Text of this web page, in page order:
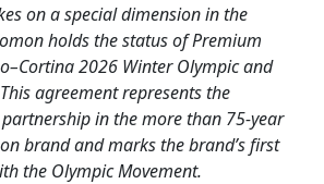
on a special dimension in the
holds the status of Premium
2026 Winter Olympic and
agreement represents the
in the more than 75-year
brand and marks the brand’s first
the Olympic Movement.